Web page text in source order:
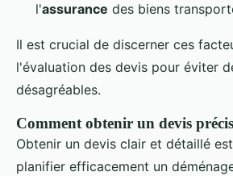
l'assurance des biens
Il est crucial de discerner ces
l'évaluation des devis pour éviter
désagréables.
Comment obtenir un devis
Obtenir un devis clair et détaillé
planifier efficacement un